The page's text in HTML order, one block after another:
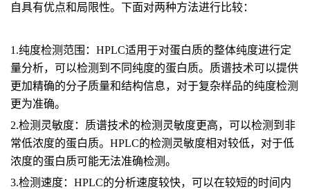
自具有优点和局限性。下面对两种方法进行比较：
1.纯度检测范围：HPLC适用于对蛋白质的整体纯度进行定
量分析，可以检测到不同纯度的蛋白质。质谱技术可以提供
更加精确的分子质量和结构信息，对于复杂样品的纯度检测
更为准确。
2.检测灵敏度：质谱技术的检测灵敏度更高，可以检测到非
常低浓度的蛋白质。HPLC的检测灵敏度相对较低，对于低
浓度的蛋白质可能无法准确检测。
3.检测速度：HPLC的分析速度较快，可以在较短的时间内